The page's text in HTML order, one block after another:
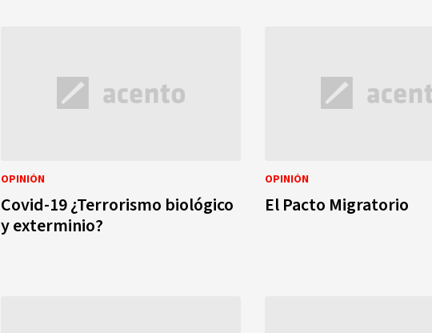
OPINIÓN
Covid-19 ¿Terrorismo biológico
y exterminio?
OPINIÓN
El Pacto Migratorio